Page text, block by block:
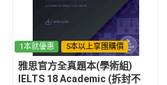
1本就優惠 5本以上享團購價
雅思官方全真題本(學術組)
IELTS 18 Academic (拆封不